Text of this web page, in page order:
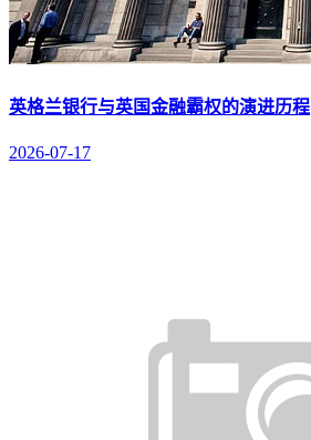
英格兰银行与英国金融霸权的演进历程
2026-07-17